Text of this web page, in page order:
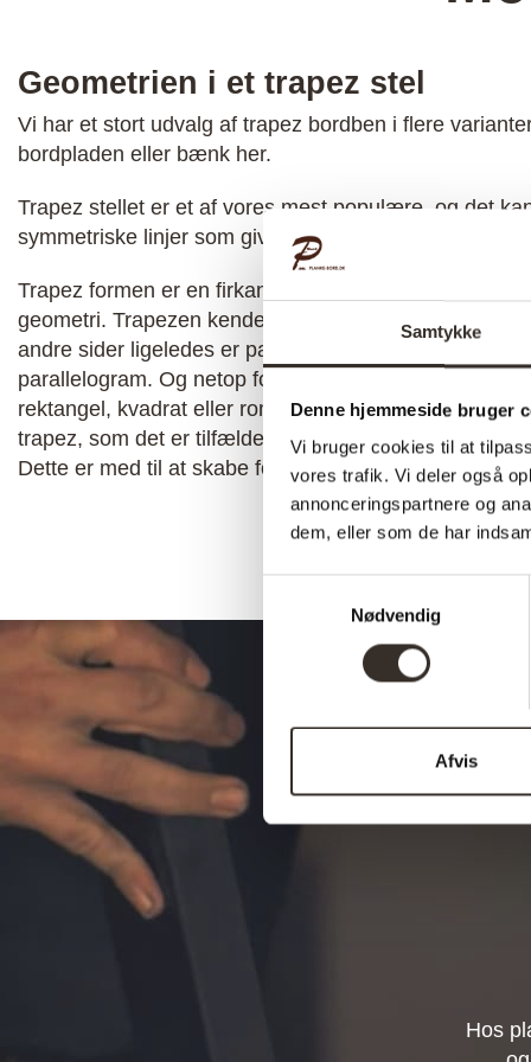
Samtykke
Denne hjemmeside bruger
Vi bruger cookies til at
vores trafik. Vi deler også
annonceringspartnere og
dem, eller som de har
Nødvendig
Afvis
Geometrien i et trapez stel
Vi har et stort udvalg af trapez bordben i flere
bordpladen eller bænk her.
Trapez stellet er et af vores mest populære, og det
symmetriske linjer som giver dit bord et moderne
Trapez formen er en firkant med fire sider og dette er
geometri. Trapezen kendetegnes ved at 2 af siderne
andre sider ligeledes er parallelle med hinanden kan
parallelogram. Og netop fordi trapez har denne brede
rektangel, kvadrat eller rombe ligeledes også være en
trapez, som det er tilfældet med vores bordben, har
Dette er med til at skabe formen som vi alle kender.
Hos